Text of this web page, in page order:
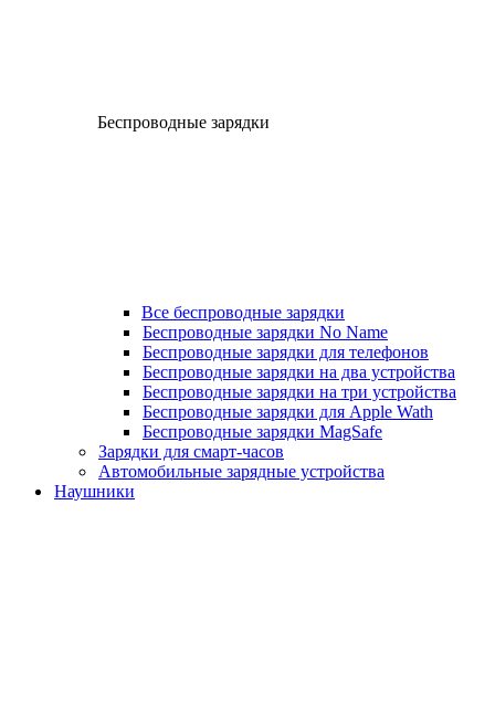
Беспроводные зарядки
Все беспроводные зарядки
Беспроводные зарядки No Name
Беспроводные зарядки для телефонов
Беспроводные зарядки на два устройства
Беспроводные зарядки на три устройства
Беспроводные зарядки для Apple Wath
Беспроводные зарядки MagSafe
Зарядки для смарт-часов
Автомобильные зарядные устройства
Наушники